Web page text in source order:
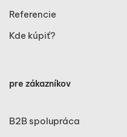
Referencie
Kde kúpiť?
pre zákazníkov
B2B spolupráca